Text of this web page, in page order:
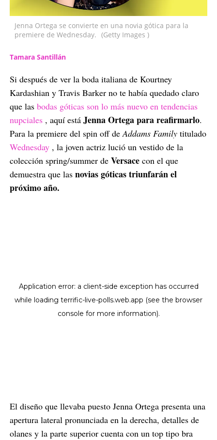
Jenna Ortega se convierte en una novia gótica para la
premiere de Wednesday. (Getty Images )
Tamara Santillán
Si después de ver la boda italiana de Kourtney
Kardashian y Travis Barker no te había quedado claro
que las bodas góticas son lo más nuevo en tendencias
nupciales , aquí está Jenna Ortega para reafirmarlo.
Para la premiere del spin off de Addams Family titulado
Wednesday , la joven actriz lució un vestido de la
colección spring/summer de Versace con el que
demuestra que las novias góticas triunfarán el
próximo año.
El diseño que llevaba puesto Jenna Ortega presenta una
apertura lateral pronunciada en la derecha, detalles de
olanes y la parte superior cuenta con un top tipo bra